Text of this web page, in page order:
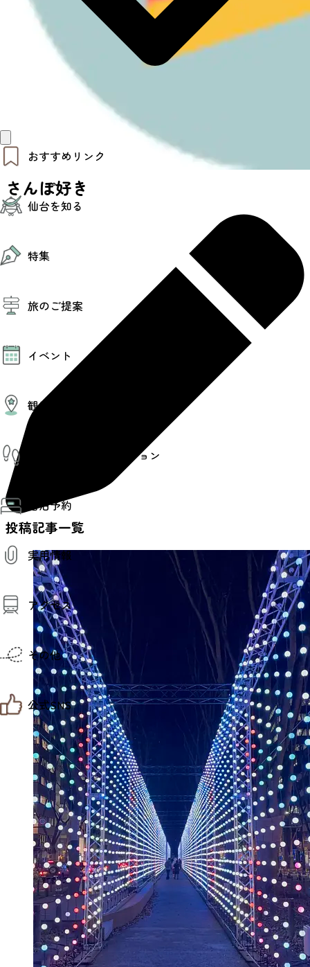
おすすめリンク
仙台夜時間
モデルコース
お得なチケット
仙台を知る
エリアガイド
仙台観光PR動画ライブラリー
仙台から行く東北周遊旅
伝統的工芸品
特集
夜時間トピックス
旅のご提案
モデルコース
AIおまかせコース
オリジナルプラン
みんなの旅行記
イベント
イベント情報
その他イベント情報（音楽・展示会）
観光情報
季節のイベント
プロスポーツチーム・プロオーケストラ
仙台の銘品
仙台夜時間
仙台観光マップ
仙台旅先体験コレクション
仙台旅先体験コレクション
体験プログラム検索（予約）
体験事業者からのお知らせ
体験トピックス
体験事業者
宿泊予約
実用情報
観光案内
お役立ち情報
観光アプリ
仙台観光マップ
アクセス
仙台までの経路検索
市内の交通情報
お得なチケット
その他
お知らせ
お問い合わせ
教育旅行
観光マップ
せんだい旅日和とは
サイト利用規約
プライバシーポリシー
サイトマップ
仙臺写真館フォトギャラリー
公式SNS
せんだい旅日和 X
せんだい旅日和 Instagram
せんだい旅日和 Facebook
仙台旅先体験コレクション Facebook
仙台旅先体験コレクション Instagaram
さんぽ好き
投稿記事一覧